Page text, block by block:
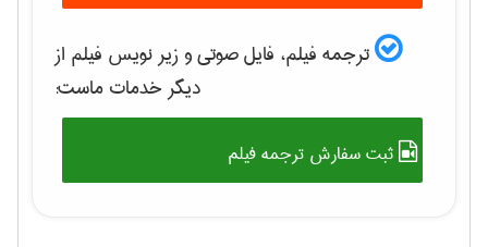
ترجمه فیلم، فایل صوتی و زیر نویس فیلم از
دیگر خدمات ماست:
ثبت سفارش ترجمه فیلم